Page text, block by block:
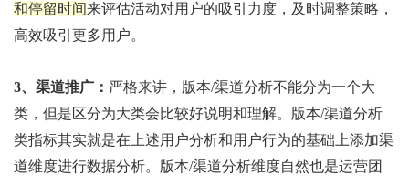
和停留时间来评估活动对用户的吸引力度，及时调整策略，
高效吸引更多用户。
3、渠道推广： 严格来讲，版本/渠道分析不能分为一个大
类，但是区分为大类会比较好说明和理解。版本/渠道分析
类指标其实就是在上述用户分析和用户行为的基础上添加渠
道维度进行数据分析。版本/渠道分析维度自然也是运营团